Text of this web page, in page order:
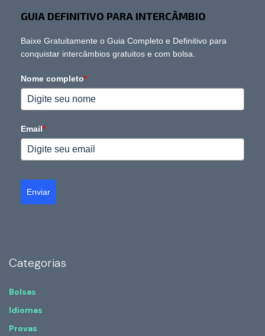
GUIA DEFINITIVO PARA INTERCÂMBIO
Baixe Gratuitamente o Guia Completo e Definitivo para
conquistar intercâmbios gratuitos e com bolsa.
Nome completo*
Email*
Enviar
Categorias
Bolsas
Idiomas
Provas